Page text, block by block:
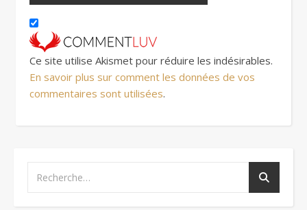
Ce site utilise Akismet pour réduire les indésirables.
En savoir plus sur comment les données de vos
commentaires sont utilisées.